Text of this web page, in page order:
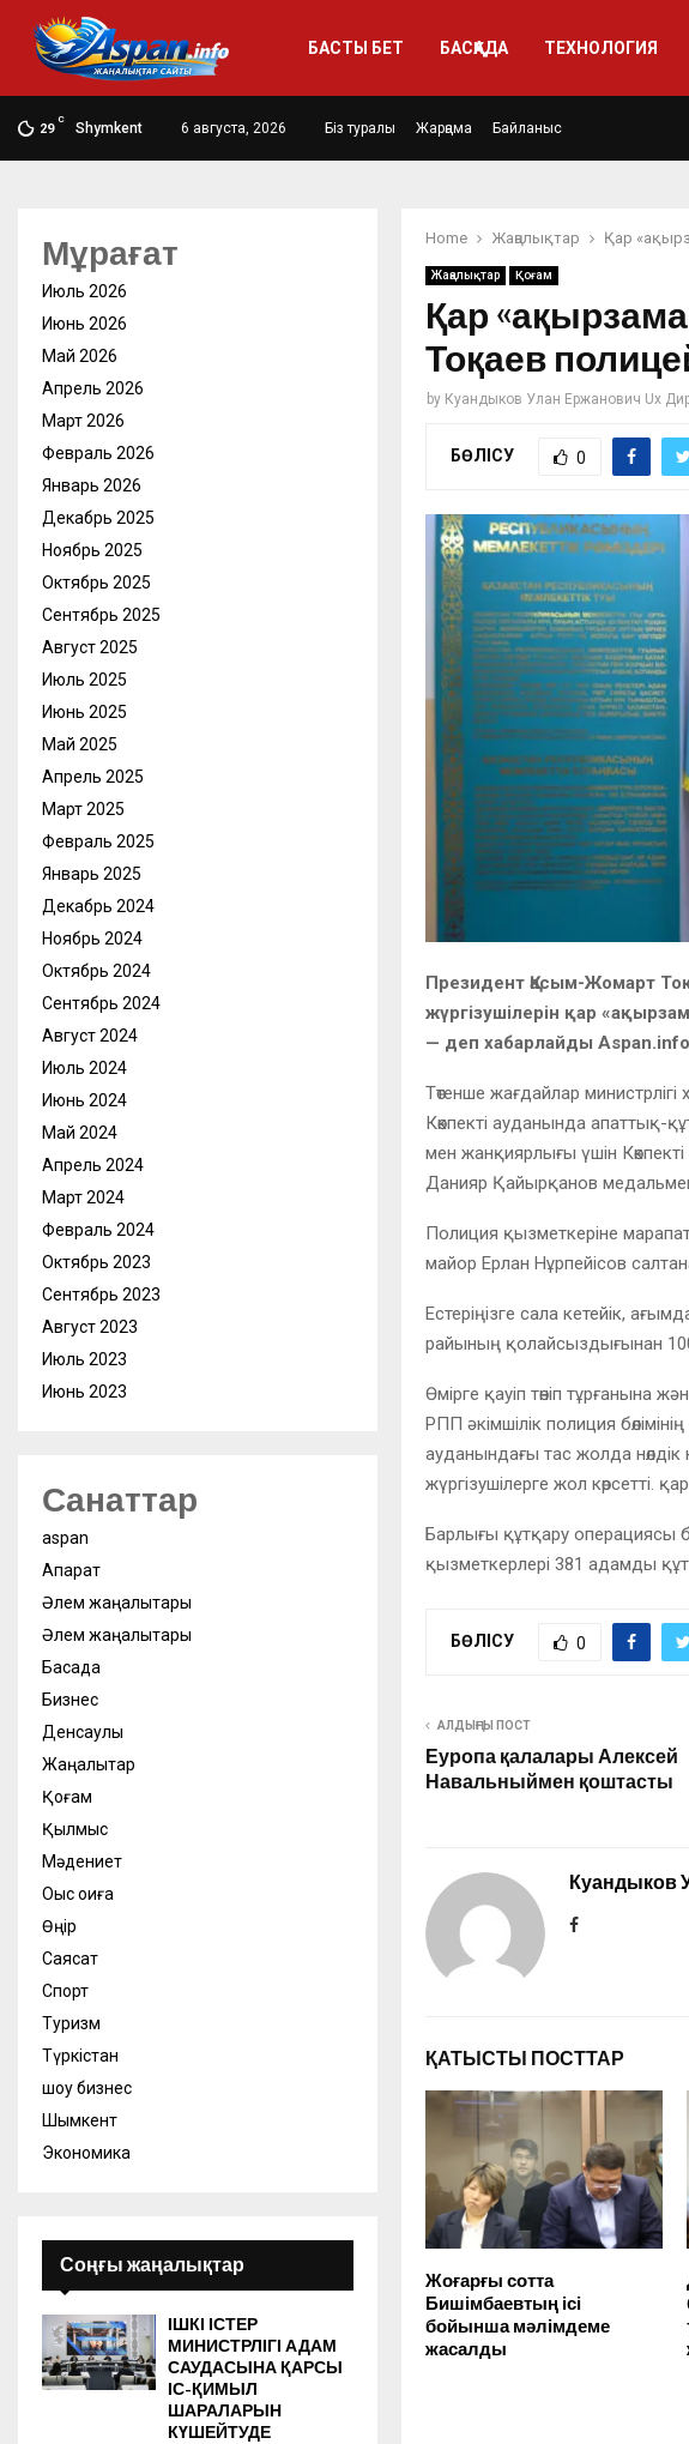
БАСТЫ БЕТ БАСҚАДА ТЕХНОЛОГИЯ
29
C
Shymkent 6 августа, 2026 Біз туралы Жарңама Байланыс
Home Жаңалықтар Қар
Жаңалықтар Қоғам
Қар
Тоқаев
by Куандыков Улан Ержанович Ux
БӨЛІСУ 0
Президент Қасым-Жомарт
жүргізушілерін қар
— деп хабарлайды Aspan.info
Төтенше жағдайлар
Көкпекті ауданында апаттық-
мен жанқиярлығы үшін
Данияр Қайырқанов
Полиция қызметкеріне
майор Ерлан Нұрпейісов
Естеріңізге сала кетейік,
райының қолайсыздығынан
Өмірге қауіп төніп тұрғанына
РПП әкімшілік полиция
ауданындағы тас жолда нөлдік
жүргізушілерге жол көрсетті.
Барлығы құтқару операциясы
қызметкерлері 381 адамды
БӨЛІСУ 0
АЛДЫҢҒЫ ПОСТ
Еуропа қалалары Алексей
Навальныймен қоштасты
Куандыков
ҚАТЫСТЫ ПОСТТАР
Жоғарғы сотта
Бишімбаевтың ісі
бойынша мәлімдеме
жасалды
Мұрағат
Июль 2026
Июнь 2026
Май 2026
Апрель 2026
Март 2026
Февраль 2026
Январь 2026
Декабрь 2025
Ноябрь 2025
Октябрь 2025
Сентябрь 2025
Август 2025
Июль 2025
Июнь 2025
Май 2025
Апрель 2025
Март 2025
Февраль 2025
Январь 2025
Декабрь 2024
Ноябрь 2024
Октябрь 2024
Сентябрь 2024
Август 2024
Июль 2024
Июнь 2024
Май 2024
Апрель 2024
Март 2024
Февраль 2024
Октябрь 2023
Сентябрь 2023
Август 2023
Июль 2023
Июнь 2023
Санаттар
aspan
Ақпарат
Әлем жаңалықтары
Әлем жаңалықтары
Басқада
Бизнес
Денсаулық
Жаңалықтар
Қоғам
Қылмыс
Мәдениет
Оқыс оқиға
Өңір
Саясат
Спорт
Туризм
Түркістан
шоу бизнес
Шымкент
Экономика
Соңғы жаңалықтар
ІШКІ ІСТЕР
МИНИСТРЛІГІ АДАМ
САУДАСЫНА ҚАРСЫ
ІС-ҚИМЫЛ
ШАРАЛАРЫН
КҮШЕЙТУДЕ